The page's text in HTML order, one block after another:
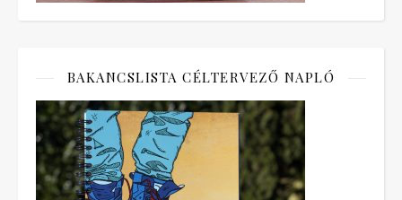
BAKANCSLISTA CÉLTERVEZŐ NAPLÓ